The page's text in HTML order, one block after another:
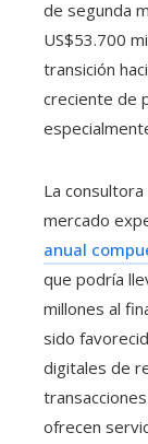
de segunda
US$53.700
transición
creciente de
La
mercado
anual
que podría
millones al
sido
digitales de
ofrecen